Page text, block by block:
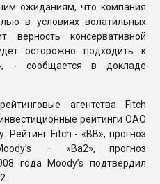
ожиданиям, что компания
в условиях волатильных
верность консервативной
осторожно подходить к
- сообщается в докладе
агентства Fitch
рейтинги ОАО
Рейтинг Fitch - «BB», прогноз
– «Ва2», прогноз
года Moody’s подтвердил